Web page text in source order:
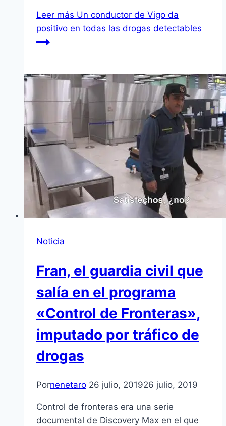
Leer más Un conductor de Vigo da
positivo en todas las drogas detectables
Noticia
Fran, el guardia civil que
salía en el programa
«Control de Fronteras»,
imputado por tráfico de
drogas
Pornenetaro 26 julio, 201926 julio, 2019
Control de fronteras era una serie
documental de Discovery Max en el que